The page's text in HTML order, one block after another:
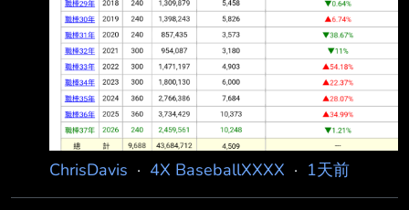
ChrisDavis · 4X BaseballXXXX · 1天前